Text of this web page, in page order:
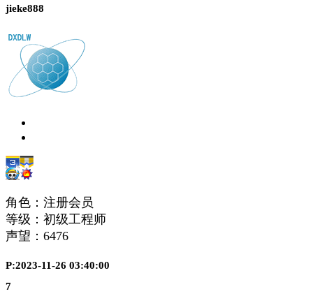
jieke888
角色：注册会员
等级：初级工程师
声望： 6476
P:2023-11-26 03:40:00
7